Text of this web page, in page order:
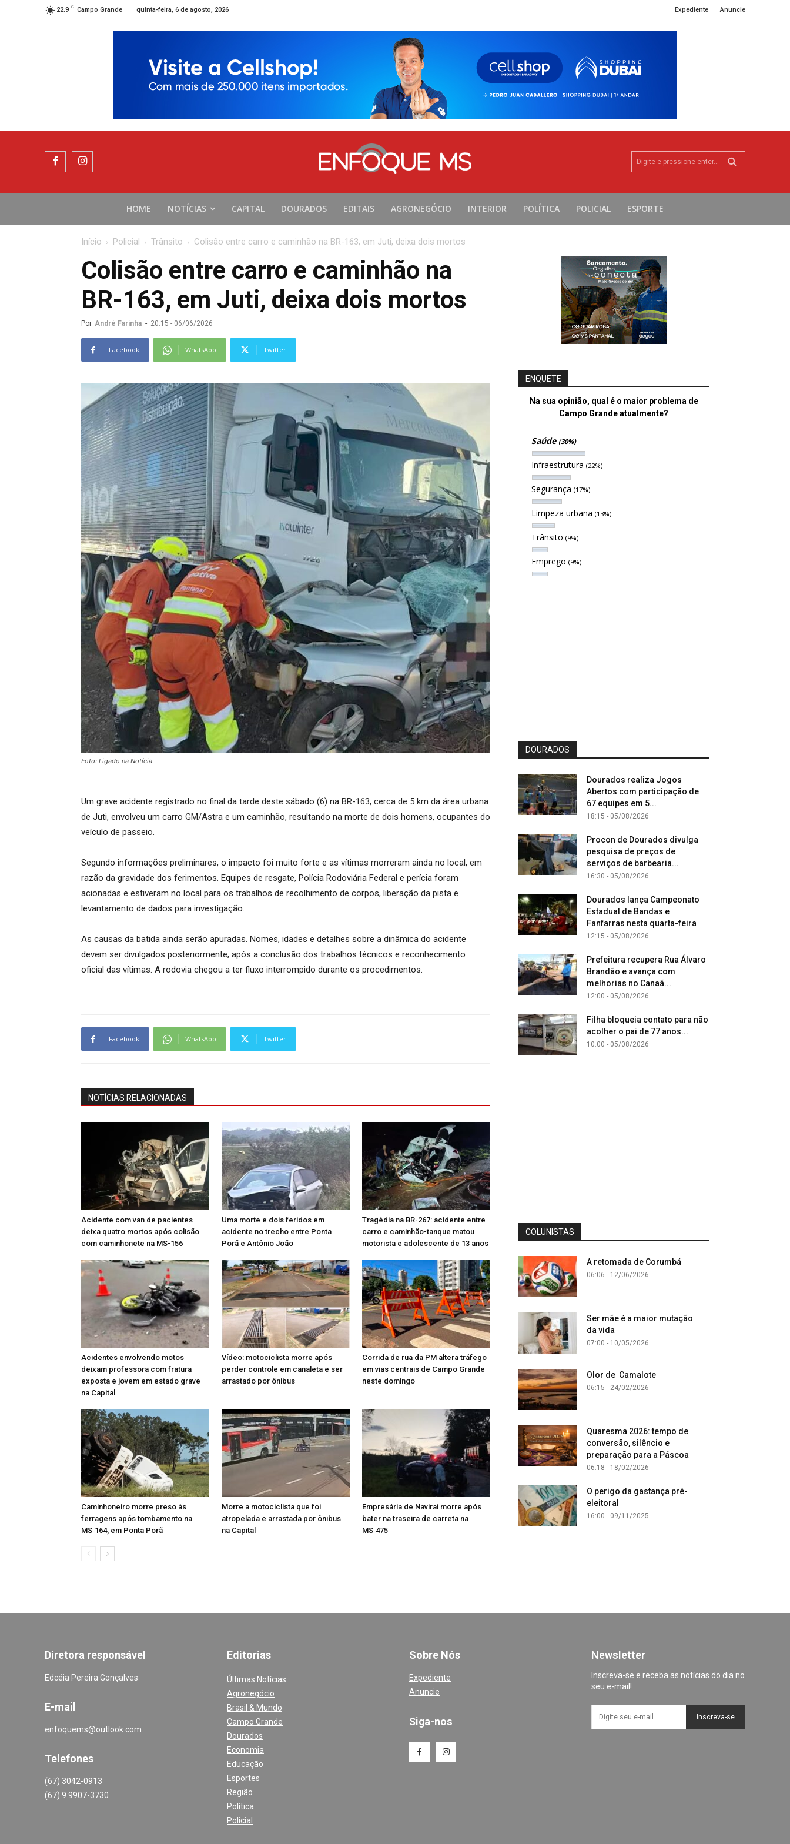
22.9 C Campo Grande quinta-feira, 6 de agosto, 2026 Expediente Anuncie
Digite e pressione enter...
HOME NOTÍCIAS CAPITAL DOURADOS EDITAIS AGRONEGÓCIO INTERIOR POLÍTICA POLICIAL ESPORTE
Início Policial Trânsito Colisão entre carro e caminhão na BR-163, em Juti, deixa dois mortos
Colisão entre carro e caminhão na
BR-163, em Juti, deixa dois mortos
Por André Farinha - 20:15 - 06/06/2026
Facebook WhatsApp Twitter
Foto: Ligado na Notícia
Um grave acidente registrado no final da tarde deste sábado (6) na BR-163, cerca de 5 km da área urbana
de Juti, envolveu um carro GM/Astra e um caminhão, resultando na morte de dois homens, ocupantes do
veículo de passeio.
Segundo informações preliminares, o impacto foi muito forte e as vítimas morreram ainda no local, em
razão da gravidade dos ferimentos. Equipes de resgate, Polícia Rodoviária Federal e perícia foram
acionadas e estiveram no local para os trabalhos de recolhimento de corpos, liberação da pista e
levantamento de dados para investigação.
As causas da batida ainda serão apuradas. Nomes, idades e detalhes sobre a dinâmica do acidente
devem ser divulgados posteriormente, após a conclusão dos trabalhos técnicos e reconhecimento
oficial das vítimas. A rodovia chegou a ter fluxo interrompido durante os procedimentos.
Facebook WhatsApp Twitter
NOTÍCIAS RELACIONADAS
Acidente com van de pacientes
deixa quatro mortos após colisão
com caminhonete na MS-156
Uma morte e dois feridos em
acidente no trecho entre Ponta
Porã e Antônio João
Tragédia na BR-267: acidente entre
carro e caminhão-tanque matou
motorista e adolescente de 13 anos
Acidentes envolvendo motos
deixam professora com fratura
exposta e jovem em estado grave
na Capital
Vídeo: motociclista morre após
perder controle em canaleta e ser
arrastado por ônibus
Corrida de rua da PM altera tráfego
em vias centrais de Campo Grande
neste domingo
Caminhoneiro morre preso às
ferragens após tombamento na
MS‑164, em Ponta Porã
Morre a motociclista que foi
atropelada e arrastada por ônibus
na Capital
Empresária de Naviraí morre após
bater na traseira de carreta na
MS‑475
ENQUETE
Na sua opinião, qual é o maior problema de
Campo Grande atualmente?
Saúde (30%)
Infraestrutura (22%)
Segurança (17%)
Limpeza urbana (13%)
Trânsito (9%)
Emprego (9%)
DOURADOS
Dourados realiza Jogos
Abertos com participação de
67 equipes em 5...
18:15 - 05/08/2026
Procon de Dourados divulga
pesquisa de preços de
serviços de barbearia...
16:30 - 05/08/2026
Dourados lança Campeonato
Estadual de Bandas e
Fanfarras nesta quarta-feira
12:15 - 05/08/2026
Prefeitura recupera Rua Álvaro
Brandão e avança com
melhorias no Canaã...
12:00 - 05/08/2026
Filha bloqueia contato para não
acolher o pai de 77 anos...
10:00 - 05/08/2026
COLUNISTAS
A retomada de Corumbá
06:06 - 12/06/2026
Ser mãe é a maior mutação
da vida
07:00 - 10/05/2026
Olor de Camalote
06:15 - 24/02/2026
Quaresma 2026: tempo de
conversão, silêncio e
preparação para a Páscoa
06:18 - 18/02/2026
O perigo da gastança pré-
eleitoral
16:00 - 09/11/2025
Diretora responsável
Edcéia Pereira Gonçalves
E-mail
enfoquems@outlook.com
Telefones
(67) 3042-0913
(67) 9 9907-3730
Editorias
Últimas Notícias
Agronegócio
Brasil & Mundo
Campo Grande
Dourados
Economia
Educação
Esportes
Região
Política
Policial
Sobre Nós
Expediente
Anuncie
Siga-nos
Newsletter
Inscreva-se e receba as notícias do dia no
seu e-mail!
Inscreva-se